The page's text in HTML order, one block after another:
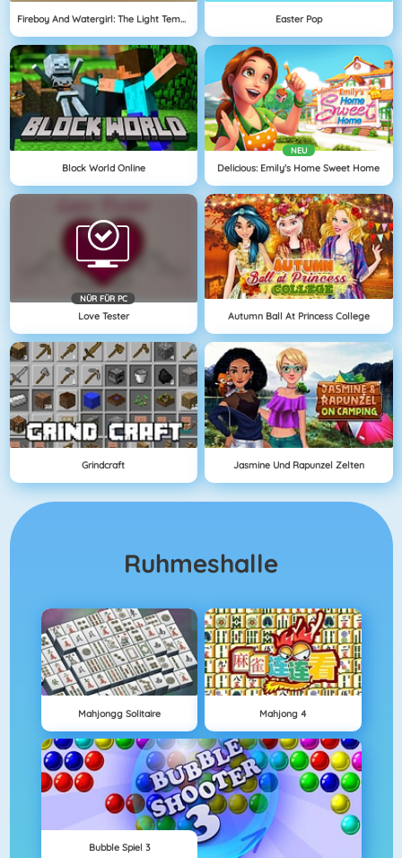
Fireboy And Watergirl: The Light Temple Easter Pop
Block World Online
NEU
Delicious: Emily's Home Sweet Home
NÜR FÜR PC
Love Tester Autumn Ball At Princess College
Grindcraft Jasmine Und Rapunzel Zelten
Ruhmeshalle
Mahjongg Solitaire Mahjong 4
Bubble Spiel 3